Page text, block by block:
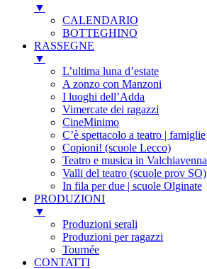
▼
CALENDARIO
BOTTEGHINO
RASSEGNE
▼
L’ultima luna d’estate
A zonzo con Manzoni
I luoghi dell’Adda
Vimercate dei ragazzi
CineMinimo
C’è spettacolo a teatro | famiglie
Copioni! (scuole Lecco)
Teatro e musica in Valchiavenna
Valli del teatro (scuole prov SO)
In fila per due | scuole Olginate
PRODUZIONI
▼
Produzioni serali
Produzioni per ragazzi
Tournée
CONTATTI